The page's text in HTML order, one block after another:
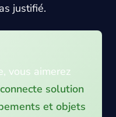
justifié.
vous aimerez
solution
et objets